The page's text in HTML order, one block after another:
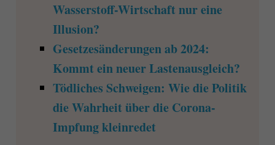
Wasserstoff-Wirtschaft nur eine
Illusion?
Gesetzesänderungen ab 2024:
Kommt ein neuer Lastenausgleich?
Tödliches Schweigen: Wie die Politik
die Wahrheit über die Corona-
Impfung kleinredet